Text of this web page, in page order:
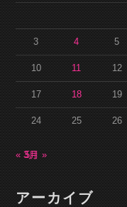
3 4 5
10 11 12
17 18 19
24 25 26
« 3月5月 »
アーカイブ